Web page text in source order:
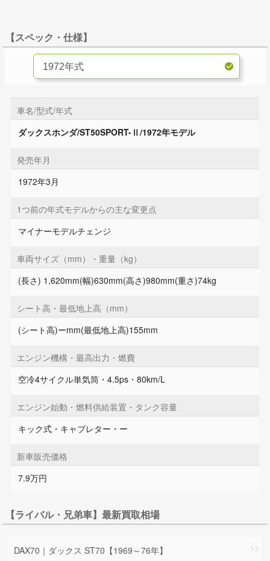
【スペック・仕様】
車名/型式/年式
ダックスホンダ/ST50SPORT-Ⅱ/1972年モデル
発売年月
1972年3月
1つ前の年式モデルからの主な変更点
マイナーモデルチェンジ
車両サイズ（mm）・重量（kg）
(長さ) 1,620mm(幅)630mm(高さ)980mm(重さ)74kg
シート高・最低地上高（mm）
(シート高)ーmm(最低地上高)155mm
エンジン機構・最高出力・燃費
空冷4サイクル単気筒・4.5ps・80km/L
エンジン始動・燃料供給装置・タンク容量
キック式・キャブレター・ー
新車販売価格
7.9万円
【ライバル・兄弟車】最新買取相場
DAX70｜ダックス ST70【1969～76年】